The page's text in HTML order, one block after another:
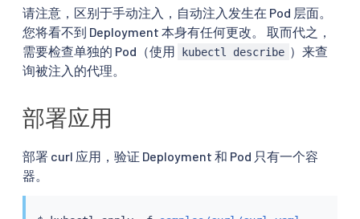
请注意，区别于手动注入，自动注入发生在 Pod 层面。
您将看不到 Deployment 本身有任何更改。 取而代之，
需要检查单独的 Pod（使用
kubectl describe ）来查
询被注入的代理。
部署应用
部署 curl 应用，验证 Deployment 和 Pod 只有一个容
器。